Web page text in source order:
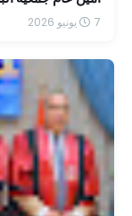
7 يونيو 2026